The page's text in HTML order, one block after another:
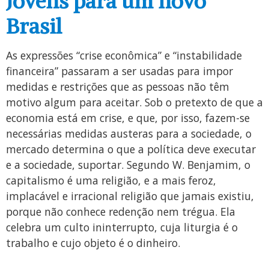
Brasil
As expressões “crise econômica” e “instabilidade
financeira” passaram a ser usadas para impor
medidas e restrições que as pessoas não têm
motivo algum para aceitar. Sob o pretexto de que a
economia está em crise, e que, por isso, fazem-se
necessárias medidas austeras para a sociedade, o
mercado determina o que a política deve executar
e a sociedade, suportar. Segundo W. Benjamim, o
capitalismo é uma religião, e a mais feroz,
implacável e irracional religião que jamais existiu,
porque não conhece redenção nem trégua. Ela
celebra um culto ininterrupto, cuja liturgia é o
trabalho e cujo objeto é o dinheiro.